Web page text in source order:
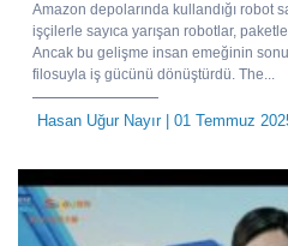
Amazon depolarında kullandığı robot
işçilerle sayıca yarışan robotlar,
Ancak bu gelişme insan emeğinin
filosuyla iş gücünü dönüştürdü. The...
Hasan Uğur Nayır| 01 Temmuz